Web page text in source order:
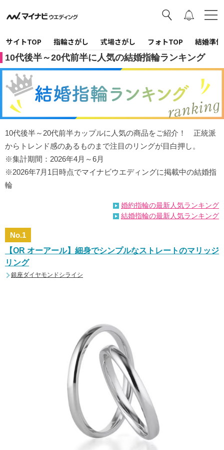
サイトTOP 指輪さがし 式場さがし フォトTOP
結婚準
10代後半～20代前半に人気の結婚指輪ランキング
10代後半～20代前半カップルに人気の商品をご紹介！ 正統派
からトレンド感のあるものまで注目のリングが目白押し。
※集計期間：2026年4月～6月
※2026年7月1日時点でマイナビウエディングに掲載中の結婚指
輪
婚約指輪の最新人気ランキング
結婚指輪の最新人気ランキング
No.1
【OR オーアール】細身でシンプルなストレートのマリッジ
リング
銀座ダイヤモンドシライシ